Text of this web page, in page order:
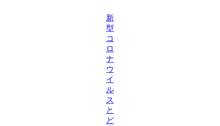
新
型
コ
ロ
ナ
ウ
イ
ル
ス
と
ど